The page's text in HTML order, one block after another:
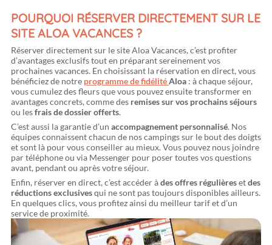
Vendée
POURQUOI RÉSERVER DIRECTEMENT SUR LE
SITE ALOA VACANCES ?
Réserver directement sur le site Aloa Vacances, c’est profiter
d’avantages exclusifs tout en préparant sereinement vos
prochaines vacances. En choisissant la réservation en direct, vous
bénéficiez de notre programme de fidélitéAloa: à chaque séjour,
vous cumulez des fleurs que vous pouvez ensuite transformer en
avantages concrets, comme des remises sur vos prochains séjours
ou lesfrais de dossier offerts.
C’est aussi la garantie d’un accompagnement personnalisé. Nos
équipes connaissent chacun de nos campings sur le bout des doigts
et sont là pour vous conseiller au mieux. Vous pouvez nous joindre
par téléphone ou via Messenger pour poser toutes vos questions
avant, pendant ou après votre séjour.
Enfin, réserver en direct, c’est accéder àdes offres régulièresetdes
réductions exclusivesqui ne sont pas toujours disponibles ailleurs.
En quelques clics, vous profitez ainsi du meilleur tarif et d’un
service de proximité.